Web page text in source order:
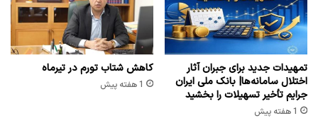
تمهیدات جدید برای جبران آثار
اختلال سامانه‌ها| بانک ملی ایران
جرایم تأخیر تسهیلات را بخشید
1 هفته پیش
کاهش شتاب تورم در تیرماه
1 هفته پیش